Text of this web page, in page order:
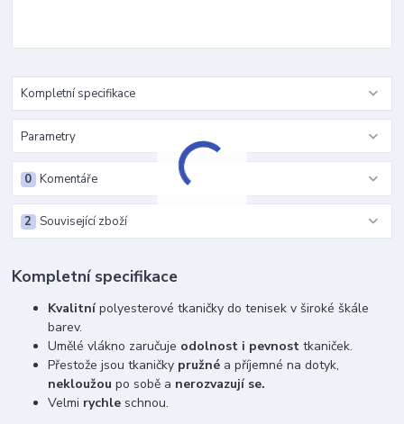
Kompletní specifikace
Parametry
Komentáře
0
Související zboží
2
Kompletní specifikace
Kvalitnípolyesterové tkaničky do tenisek v široké škále
barev.
Umělé vlákno zaručuje odolnost i pevnost tkaniček.
Přestože jsou tkaničky pružné a příjemné na dotyk,
nekloužou po sobě a nerozvazují se.
Velmi rychle schnou.